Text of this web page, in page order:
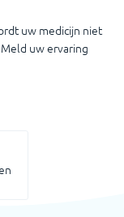
uw medicijn niet
uw ervaring